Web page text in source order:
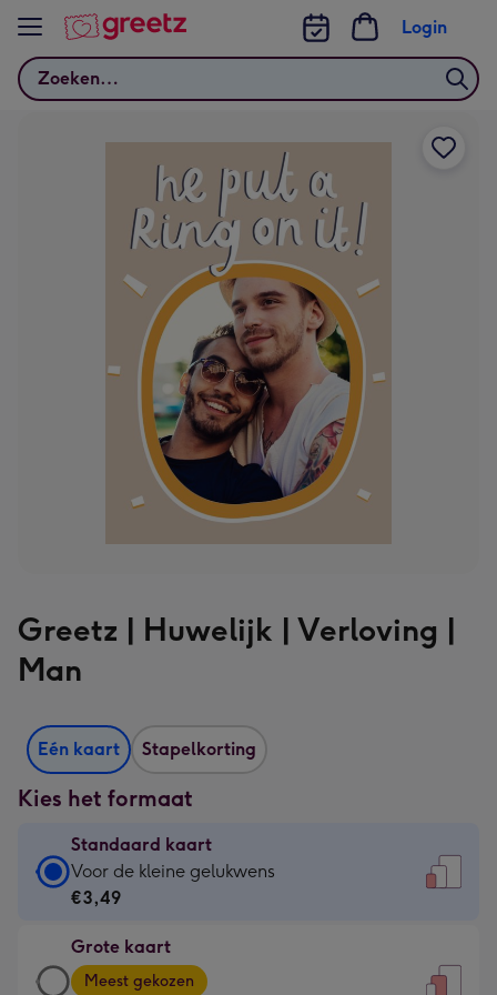
Bekijk meer
Zoeken
Login
Greetz | Huwelijk | Verloving |
Man
Eén kaart Stapelkorting
Kies het formaat
Standaard kaart
Standaard
kaart
€3,49
-
Voor de kleine gelukwens
€3,49
Grote kaart
Grote
Meest gekozen